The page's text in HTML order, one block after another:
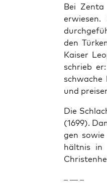
Bei
den
Kaiser
schrieb
und
Die
(1699).
gen
hält­nis in
– — –